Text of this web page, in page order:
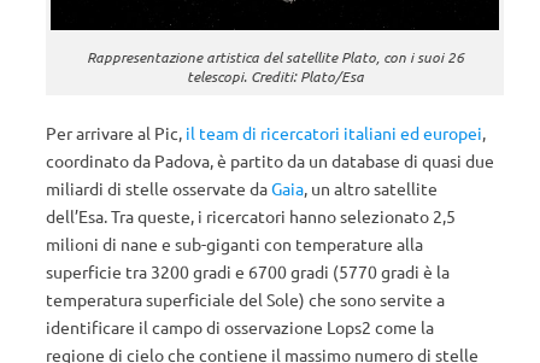
Rappresentazione artistica del satellite Plato, con i suoi 26
telescopi. Crediti: Plato/Esa
Per arrivare al Pic, il team di ricercatori italiani ed europei,
coordinato da Padova, è partito da un database di quasi due
miliardi di stelle osservate daGaia, un altro satellite
dell’Esa. Tra queste, i ricercatori hanno selezionato 2,5
milioni di nane e sub-giganti con temperature alla
superficie tra 3200 gradi e 6700 gradi (5770 gradi è la
temperatura superficiale del Sole) che sono servite a
identificare il campo di osservazione Lops2 come la
regione di cielo che contiene il massimo numero di stelle